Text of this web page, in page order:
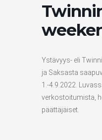
Ystävyys- eli
ja Saksasta
1.-4.9.2022.
verkostoitumista,
päättäjäiset.